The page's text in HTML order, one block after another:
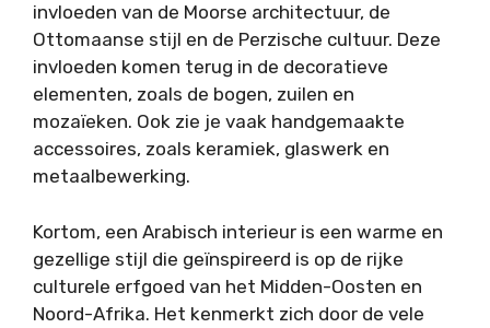
invloeden van de Moorse architectuur, de
Ottomaanse stijl en de Perzische cultuur. Deze
invloeden komen terug in de decoratieve
elementen, zoals de bogen, zuilen en
mozaïeken. Ook zie je vaak handgemaakte
accessoires, zoals keramiek, glaswerk en
metaalbewerking.
Kortom, een Arabisch interieur is een warme en
gezellige stijl die geïnspireerd is op de rijke
culturele erfgoed van het Midden-Oosten en
Noord-Afrika. Het kenmerkt zich door de vele